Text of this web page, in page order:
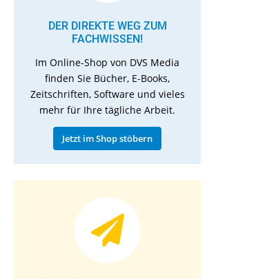
DER DIREKTE WEG ZUM
FACHWISSEN!
Im Online-Shop von DVS Media
finden Sie Bücher, E-Books,
Zeitschriften, Software und vieles
mehr für Ihre tägliche Arbeit.
Jetzt im Shop stöbern